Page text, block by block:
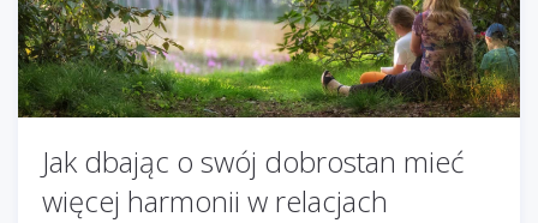
Jak dbając o swój dobrostan mieć
więcej harmonii w relacjach